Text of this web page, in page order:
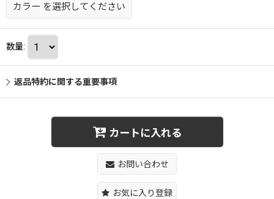
カラー を選択してください
数量:
返品特約に関する重要事項
カートに入れる
お問い合わせ
お気に入り登録